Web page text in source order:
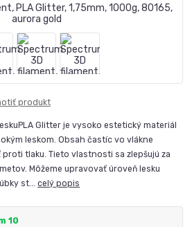
produkt
Glitter je vysoko estetický materiál
leskom. Obsah častíc vo vlákne
tlaku. Tieto vlastnosti sa zlepšujú za
Môžeme upravovať úroveň lesku
st...celý popis
10